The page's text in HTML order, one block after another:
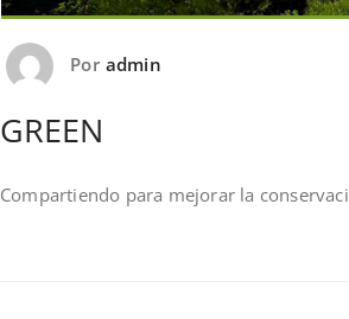
Por admin
GREEN
Compartiendo para mejorar la